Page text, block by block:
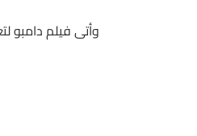
وأتى فيلم دامبو